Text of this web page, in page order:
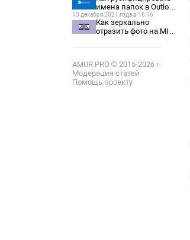
имена папок в Outlook
2021
13 декабря 2021 года в 16:16
Как зеркально
отразить фото на MIUI
AMUR.PRO © 2015-2026 г.
Модерация статей
Помощь проекту